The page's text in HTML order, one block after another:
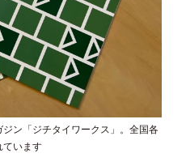
ン「ジチタイワークス」。全国各
ています